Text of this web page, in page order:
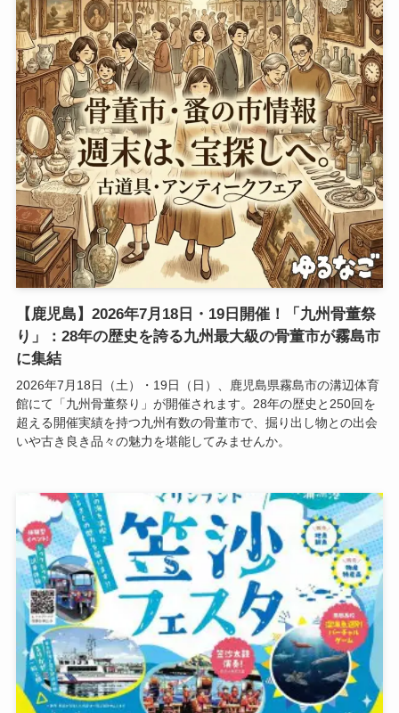
【鹿児島】2026年7月18日・19日開催！「九州骨董祭
り」：28年の歴史を誇る九州最大級の骨董市が霧島市
に集結
2026年7月18日（土）・19日（日）、鹿児島県霧島市の溝辺体育
館にて「九州骨董祭り」が開催されます。28年の歴史と250回を
超える開催実績を持つ九州有数の骨董市で、掘り出し物との出会
いや古き良き品々の魅力を堪能してみませんか。